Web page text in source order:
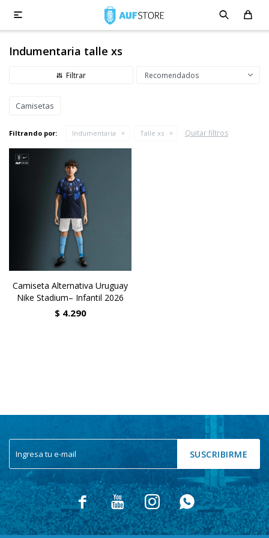

Indumentaria talle xs
Recomendados
Camisetas
Filtrando por: Indumentaria Talle xs Quitar filtros
Camiseta Alternativa Uruguay
Nike Stadium– Infantil 2026
$ 4.290
SUSCRIBIRME
   